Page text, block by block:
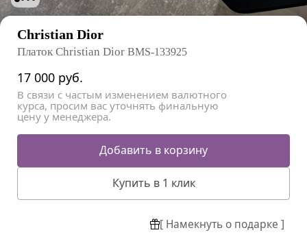
Christian Dior
Платок Christian Dior BMS-133925
17 000 руб.
В связи с частым изменением валютного
курса, просим вас уточнять финальную
цену у менеджера.
Добавить в корзину
Купить в 1 клик
[ Намекнуть о подарке ]